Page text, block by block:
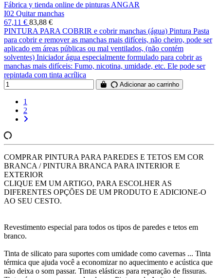
Fábrica y tienda online de pinturas ANGAR
I02 Quitar manchas
67,11 € 83,88 €
PINTURA PARA COBRIR e cobrir manchas (água) Pintura Pasta
para cobrir e remover as manchas mais difíceis, não cheiro, pode ser
aplicado em áreas públicas ou mal ventilados, (não contém
solventes) Iniciador água especialmente formulado para cobrir as
manchas mais difíceis: Fumo, nicotina, umidade, etc. Ele pode ser
repintada com tinta acrílica
Adicionar ao carrinho
1
2
COMPRAR PINTURA PARA PAREDES E TETOS EM COR
BRANCA / PINTURA BRANCA PARA INTERIOR E
EXTERIOR
CLIQUE EM UM ARTIGO, PARA ESCOLHER AS
DIFERENTES OPÇÕES DE UM PRODUTO E ADICIONE-O
AO SEU CESTO.
Revestimento especial para todos os tipos de paredes e tetos em
branco.
Tinta de silicato para suportes com umidade como cavernas ... Tinta
térmica que ajuda você a economizar no aquecimento e acústica que
não deixa o som passar. Tintas elásticas para reparação de fissuras.